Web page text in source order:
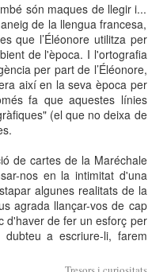
són maques de llegir i...
de la llengua francesa,
que l’Éléonore utilitza per
de l'època. I l'ortografia
per part de l’Éléonore,
així en la seva època per
fa que aquestes línies
(el que no deixa de
de cartes de la Maréchale
nos en la intimitat d'una
algunes realitats de la
agrada llançar-vos de cap
d'haver de fer un esforç per
a escriure-li, farem